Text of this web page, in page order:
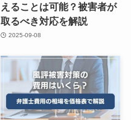
えることは可能？被害者が
取るべき対応を解説
2025-09-08